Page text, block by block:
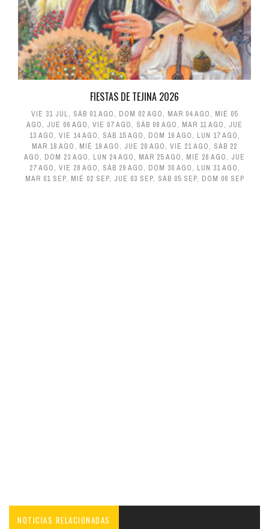
FIESTAS DE TEJINA 2026
VIE 31 JUL, SÁB 01 AGO, DOM 02 AGO, MAR 04 AGO, MIÉ 05
AGO, JUE 06 AGO, VIE 07 AGO, SÁB 08 AGO, MAR 11 AGO, JUE
13 AGO, VIE 14 AGO, SÁB 15 AGO, DOM 16 AGO, LUN 17 AGO,
MAR 18 AGO, MIÉ 19 AGO, JUE 20 AGO, VIE 21 AGO, SÁB 22
AGO, DOM 23 AGO, LUN 24 AGO, MAR 25 AGO, MIÉ 26 AGO, JUE
27 AGO, VIE 28 AGO, SÁB 29 AGO, DOM 30 AGO, LUN 31 AGO,
MAR 01 SEP, MIÉ 02 SEP, JUE 03 SEP, SÁB 05 SEP, DOM 06 SEP
NOTICIAS RELACIONADAS